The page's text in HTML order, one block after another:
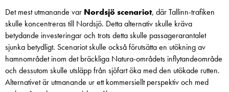
Det mest utmanande var Nordsjö scenariot, där Tallinn-trafiken
skulle koncentreras till Nordsjö. Detta alternativ skulle kräva
betydande investeringar och trots detta skulle passagerarantalet
sjunka betydligt. Scenariot skulle också förutsätta en utökning av
hamnområdet inom det bräckliga Natura-områdets inflytandeområde
och dessutom skulle utsläpp från sjöfart öka med den utökade rutten.
Alternativet är utmanande ur ett kommersiellt perspektiv och med